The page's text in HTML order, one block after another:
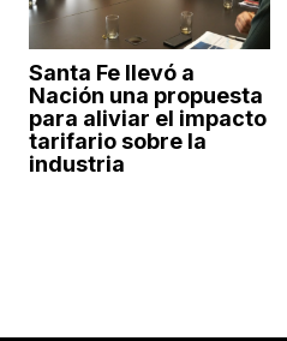
Santa Fe llevó a
Nación una propuesta
para aliviar el impacto
tarifario sobre la
industria